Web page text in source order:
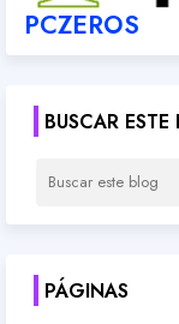
PCZEROS
BUSCAR
PÁGINAS